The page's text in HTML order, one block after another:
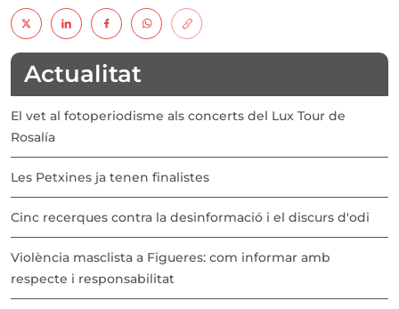
Actualitat
El vet al fotoperiodisme als concerts del Lux Tour de
Rosalía
Les Petxines ja tenen finalistes
Cinc recerques contra la desinformació i el discurs d'odi
Violència masclista a Figueres: com informar amb
respecte i responsabilitat